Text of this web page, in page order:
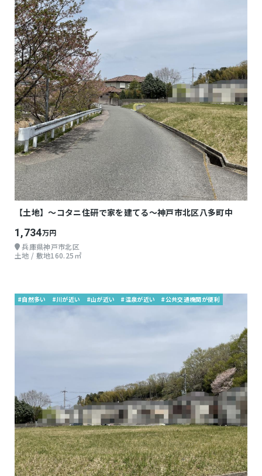
【土地】～コタニ住研で家を建てる～神戸市北区八多町中
1,734万円
兵庫県神戸市北区
土地 / 敷地160.25㎡
#自然多い #川が近い #山が近い #温泉が近い #公共交通機関が便利